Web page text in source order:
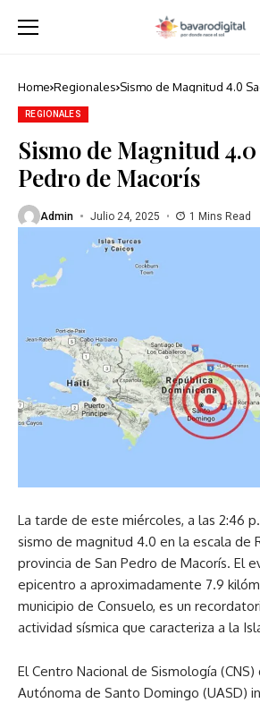
Home Regionales Sismo de Magnitud 4.0
REGIONALES
Sismo de Magnitud
Pedro de Macorís
Admin Julio 24, 2025 1 Mins Read
La tarde de este miércoles, a las 2:46
sismo de magnitud 4.0 en la escala de
provincia de San Pedro de Macorís. El
epicentro a aproximadamente 7.9
municipio de Consuelo, es un
actividad sísmica que caracteriza a la
El Centro Nacional de Sismología
Autónoma de Santo Domingo (UASD)